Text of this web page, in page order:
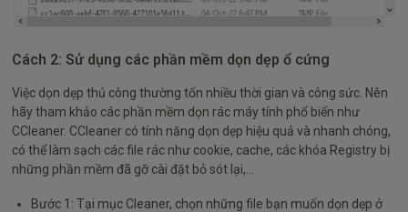
Cách 2: Sử dụng các phần mềm dọn dẹp ổ cứng
Việc dọn dẹp thủ công thường tốn nhiều thời gian và công sức. Nên
hãy tham khảo các phần mềm dọn rác máy tính phổ biến như
CCleaner. CCleaner có tính năng dọn dẹp hiệu quả và nhanh chóng,
có thể làm sạch các file rác như cookie, cache, các khóa Registry bị
những phần mềm đã gỡ cài đặt bỏ sót lại,...
Bước 1: Tại mục Cleaner, chọn những file bạn muốn dọn dẹp ở